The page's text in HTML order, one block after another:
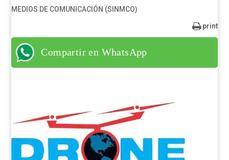
MEDIOS DE COMUNICACIÓN (SINMCO)
print
Compartir en WhatsApp